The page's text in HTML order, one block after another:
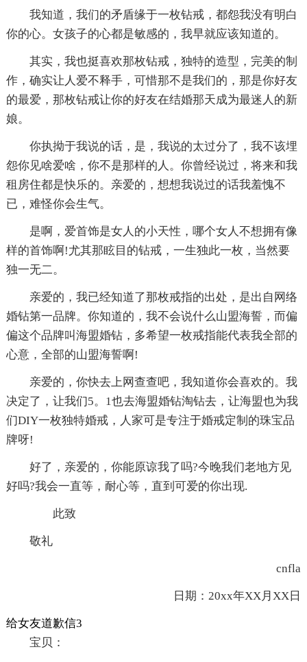
我知道，我们的矛盾缘于一枚钻戒，都怨我没有明白
你的心。女孩子的心都是敏感的，我早就应该知道的。
其实，我也挺喜欢那枚钻戒，独特的造型，完美的制
作，确实让人爱不释手，可惜那不是我们的，那是你好友
的最爱，那枚钻戒让你的好友在结婚那天成为最迷人的新
娘。
你执拗于我说的话，是，我说的太过分了，我不该埋
怨你见啥爱啥，你不是那样的人。你曾经说过，将来和我
租房住都是快乐的。亲爱的，想想我说过的话我羞愧不
已，难怪你会生气。
是啊，爱首饰是女人的小天性，哪个女人不想拥有像
样的首饰啊!尤其那眩目的钻戒，一生独此一枚，当然要
独一无二。
亲爱的，我已经知道了那枚戒指的出处，是出自网络
婚钻第一品牌。你知道的，我不会说什么山盟海誓，而偏
偏这个品牌叫海盟婚钻，多希望一枚戒指能代表我全部的
心意，全部的山盟海誓啊!
亲爱的，你快去上网查查吧，我知道你会喜欢的。我
决定了，让我们5。1也去海盟婚钻淘钻去，让海盟也为我
们DIY一枚独特婚戒，人家可是专注于婚戒定制的珠宝品
牌呀!
好了，亲爱的，你能原谅我了吗?今晚我们老地方见
好吗?我会一直等，耐心等，直到可爱的你出现.
此致
敬礼
cnfla
日期：20xx年XX月XX日
给女友道歉信3
宝贝：